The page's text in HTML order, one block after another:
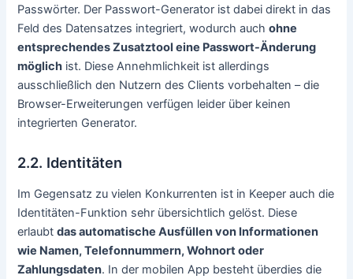
Passwörter. Der Passwort-Generator ist dabei direkt in das
Feld des Datensatzes integriert, wodurch auchohne
entsprechendes Zusatztool eine Passwort-Änderung
möglich ist. Diese Annehmlichkeit ist allerdings
ausschließlich den Nutzern des Clients vorbehalten – die
Browser-Erweiterungen verfügen leider über keinen
integrierten Generator.
2.2. Identitäten
Im Gegensatz zu vielen Konkurrenten ist in Keeper auch die
Identitäten-Funktion sehr übersichtlich gelöst. Diese
erlaubtdas automatische Ausfüllen von Informationen
wie Namen, Telefonnummern, Wohnort oder
Zahlungsdaten. In der mobilen App besteht überdies die